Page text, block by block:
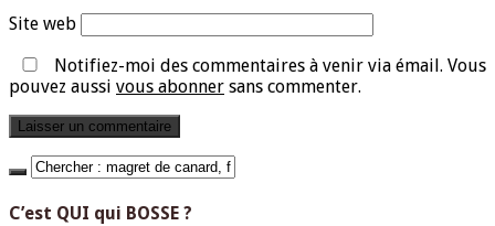
Site web
Notifiez-moi des commentaires à venir via émail. Vous
pouvez aussi vous abonner sans commenter.
C’est QUI qui BOSSE ?